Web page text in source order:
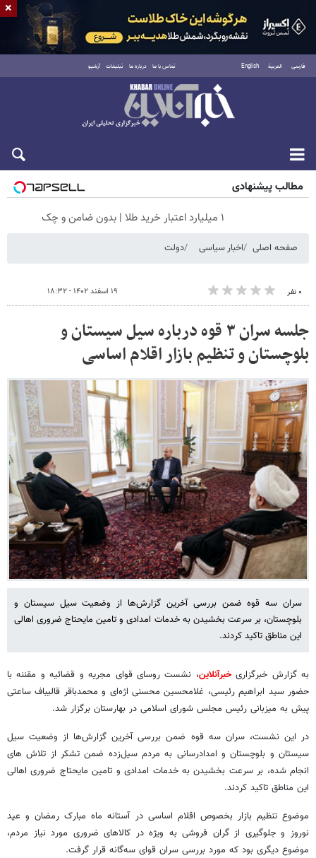
فارسی العربية English تماس با ما درباره ما تبلیغات آرشیو
پنجشنبه ۱۵ مرداد ۱۴۰۵
مطالب پیشنهادی
۱ میلیارد اعتبار خرید طلا | بدون ضامن و چک
صفحه اصلی اخبار سیاسی دولت
۰ نفر ۱۹ اسفند ۱۴۰۲ - ۱۸:۳۲
جلسه سران ۳ قوه درباره سیل سیستان و
بلوچستان و تنظیم بازار اقلام اساسی
سران سه قوه ضمن بررسی آخرین گزارش‌ها از وضعیت سیل سیستان و
بلوچستان، بر سرعت بخشیدن به خدمات امدادی و تامین مایحتاج ضروری اهالی
این مناطق تاکید کردند.
به گزارش خبرگزاریخبرآنلاین، نشست روسای قوای مجریه و قضائیه و مقننه با
حضور سید ابراهیم رئیسی، غلامحسین محسنی اژه‌ای و محمدباقر قالیباف ساعتی
پیش به میزبانی رئیس مجلس شورای اسلامی در بهارستان برگزار شد.
در این نشست، سران سه قوه ضمن بررسی آخرین گزارش‌ها از وضعیت سیل
سیستان و بلوچستان و امدادرسانی به مردم سیل‌زده ضمن تشکر از تلاش های
انجام شده، بر سرعت بخشیدن به خدمات امدادی و تامین مایحتاج ضروری اهالی
این مناطق تاکید کردند.
موضوع تنظیم بازار بخصوص اقلام اساسی در آستانه ماه مبارک رمضان و عید
نوروز و جلوگیری از گران فروشی به ویژه در کالاهای ضروری مورد نیاز مردم،
موضوع دیگری بود که مورد بررسی سران قوای سه‌گانه قرار گرفت.
×